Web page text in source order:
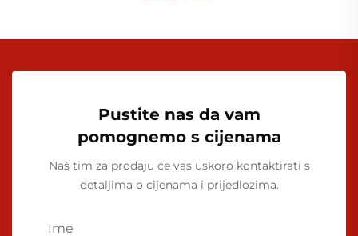
Pustite nas da vam
pomognemo s cijenama
Naš tim za prodaju će vas uskoro kontaktirati s
detaljima o cijenama i prijedlozima.
Ime